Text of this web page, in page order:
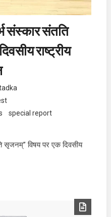
संस्कार संतति
राष्ट्रीय
special report
सृजनम्” विषय पर एक दिवसीय